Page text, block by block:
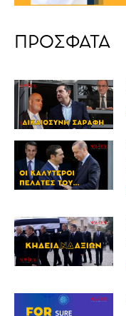
ΠΡΟΣΦΑΤΑ